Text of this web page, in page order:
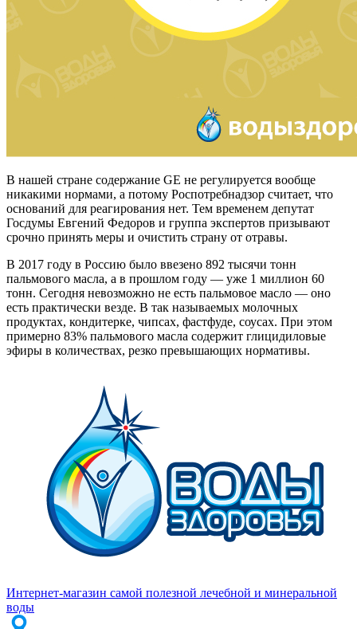
В нашей стране содержание GE не регулируется вообще
никакими нормами, а потому Роспотребнадзор считает, что
оснований для реагирования нет. Тем временем депутат
Госдумы Евгений Федоров и группа экспертов призывают
срочно принять меры и очистить страну от отравы.
В 2017 году в Россию было ввезено 892 тысячи тонн
пальмового масла, а в прошлом году — уже 1 миллион 60
тонн. Сегодня невозможно не есть пальмовое масло — оно
есть практически везде. В так называемых молочных
продуктах, кондитерке, чипсах, фастфуде, соусах. При этом
примерно 83% пальмового масла содержит глицидиловые
эфиры в количествах, резко превышающих нормативы.
Интернет-магазин самой полезной лечебной и минеральной
воды